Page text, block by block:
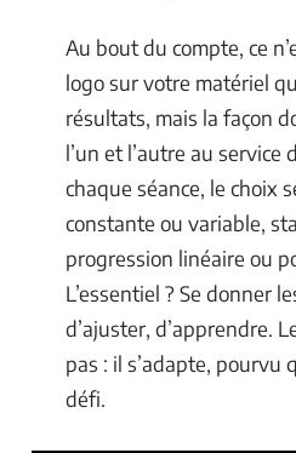
Au bout du compte, ce
logo sur votre matériel
résultats, mais la façon
l’un et l’autre au service
chaque séance, le choix
constante ou variable,
progression linéaire ou
L’essentiel ? Se donner
d’ajuster, d’apprendre.
pas : il s’adapte, pourvu
défi.